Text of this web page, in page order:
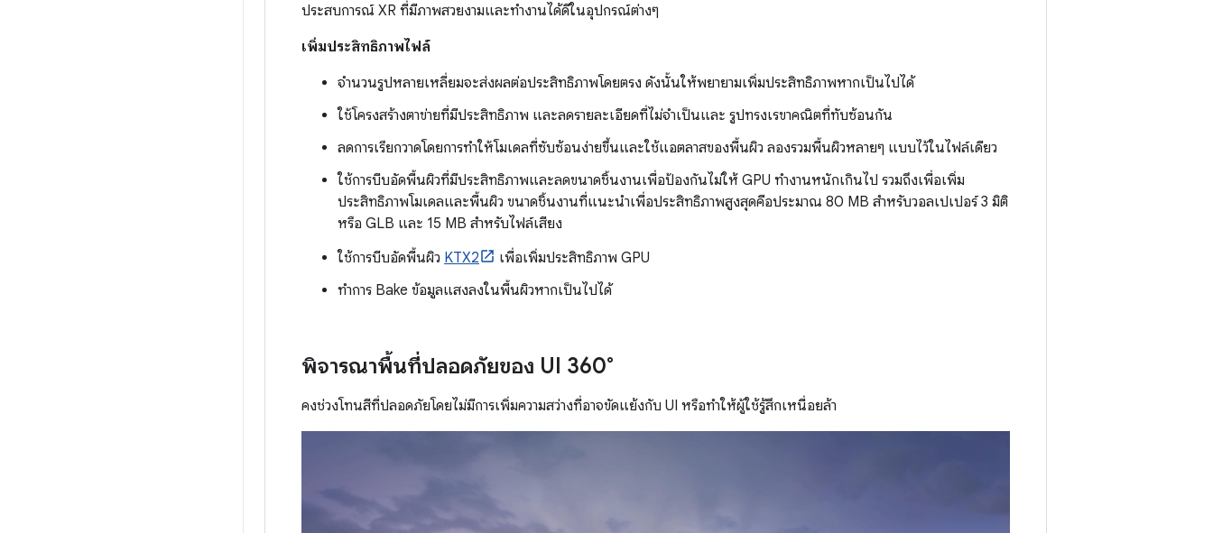
ประสบการณ์ XR ที่มีภาพสวยงามและทำงานได้ดีในอุปกรณ์ต่างๆ
เพิ่มประสิทธิภาพไฟล์
จำนวนรูปหลายเหลี่ยมจะส่งผลต่อประสิทธิภาพโดยตรง ดังนั้นให้พยายามเพิ่มประสิทธิภาพหากเป็นไปได้
ใช้โครงสร้างตาข่ายที่มีประสิทธิภาพ และลดรายละเอียดที่ไม่จำเป็นและ รูปทรงเรขาคณิตที่ทับซ้อนกัน
ลดการเรียกวาดโดยการทำให้โมเดลที่ซับซ้อนง่ายขึ้นและใช้แอตลาสของพื้นผิว ลองรวมพื้นผิวหลายๆ แบบไว้ในไฟล์เดียว
ใช้การบีบอัดพื้นผิวที่มีประสิทธิภาพและลดขนาดชิ้นงานเพื่อป้องกันไม่ให้ GPU ทำงานหนักเกินไป รวมถึงเพื่อเพิ่ม
ประสิทธิภาพโมเดลและพื้นผิว ขนาดชิ้นงานที่แนะนำเพื่อประสิทธิภาพสูงสุดคือประมาณ 80 MB สำหรับวอลเปเปอร์ 3 มิติ
หรือ GLB และ 15 MB สำหรับไฟล์เสียง
ใช้การบีบอัดพื้นผิว KTX2
เพื่อเพิ่มประสิทธิภาพ GPU
ทำการ Bake ข้อมูลแสงลงในพื้นผิวหากเป็นไปได้
พิจารณาพื้นที่ปลอดภัยของ UI 360°
คงช่วงโทนสีที่ปลอดภัยโดยไม่มีการเพิ่มความสว่างที่อาจขัดแย้งกับ UI หรือทำให้ผู้ใช้รู้สึกเหนื่อยล้า